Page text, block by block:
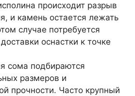
происходит разрыв
и камень остается лежать
случае потребуется
оснастки к точке
сома подбираются
размеров и
прочности. Часто крупный